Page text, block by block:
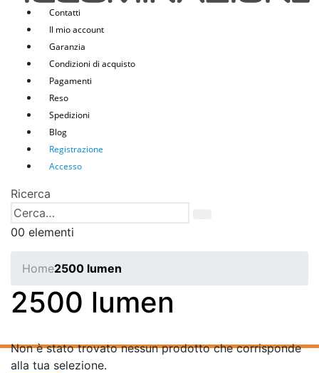
Contatti
Il mio account
Garanzia
Condizioni di acquisto
Pagamenti
Reso
Spedizioni
Blog
Registrazione
Accesso
Ricerca
00 elementi
Home2500 lumen
2500 lumen
Non è stato trovato nessun prodotto che corrisponde
alla tua selezione.